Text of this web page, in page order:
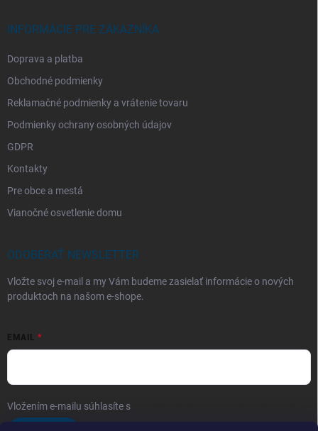
INFORMÁCIE PRE ZÁKAZNÍKA
Doprava a platba
Obchodné podmienky
Reklamačné podmienky a vrátenie tovaru
Podmienky ochrany osobných údajov
GDPR
Kontakty
Pre obce a mestá
Vianočné osvetlenie domu
ODOBERAŤ NEWSLETTER
Vložte svoj e-mail a my Vám budeme zasielať informácie o nových
produktoch na našom e-shope.
EMAIL
Vložením e-mailu súhlasíte s